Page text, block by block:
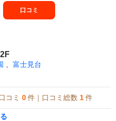
口コミ
富士見台
コミ 0 件｜口コミ総数 1 件